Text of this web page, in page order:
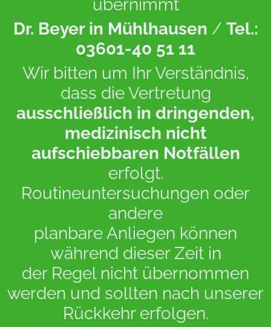
übernimmt
Dr. Beyer in Mühlhausen / Tel.:
03601-40 51 11
Wir bitten um Ihr Verständnis,
dass die Vertretung
ausschließlich in dringenden,
medizinisch nicht
aufschiebbaren Notfällen
erfolgt.
Routineuntersuchungen oder
andere
planbare Anliegen können
während dieser Zeit in
der Regel nicht übernommen
werden und sollten nach unserer
Rückkehr erfolgen.